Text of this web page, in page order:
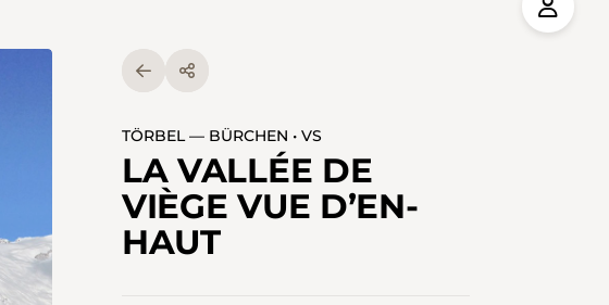
TÖRBEL — BÜRCHEN • VS
LA VALLÉE DE
VIÈGE VUE D’EN-
HAUT